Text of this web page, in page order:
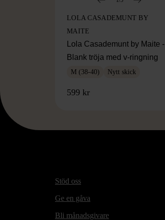
LOLA CASADEMUNT BY
MAITE
Lola Casademunt by Maite -
Blank tröja med v-ringning
M (38-40) Nytt skick
599 kr
Stöd oss
Ge en gåva
Bli månadsgivare